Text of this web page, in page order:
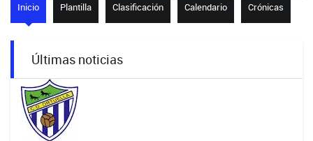
Inicio Plantilla Clasificación Calendario Crónicas
Últimas noticias